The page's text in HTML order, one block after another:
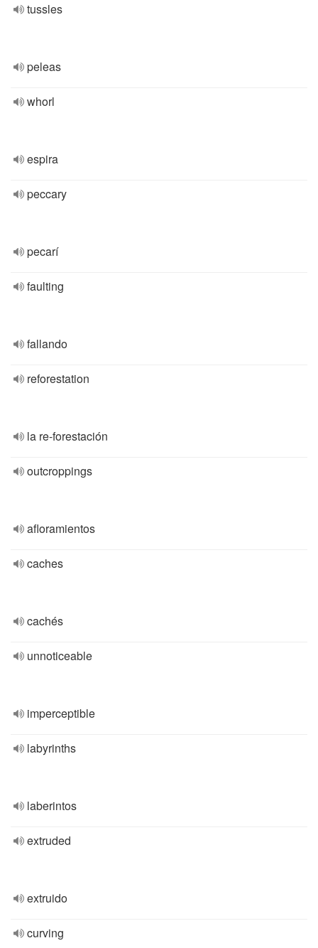
tussles
peleas
whorl
espira
peccary
pecarí
faulting
fallando
reforestation
la re-forestación
outcroppings
afloramientos
caches
cachés
unnoticeable
imperceptible
labyrinths
laberintos
extruded
extruido
curving